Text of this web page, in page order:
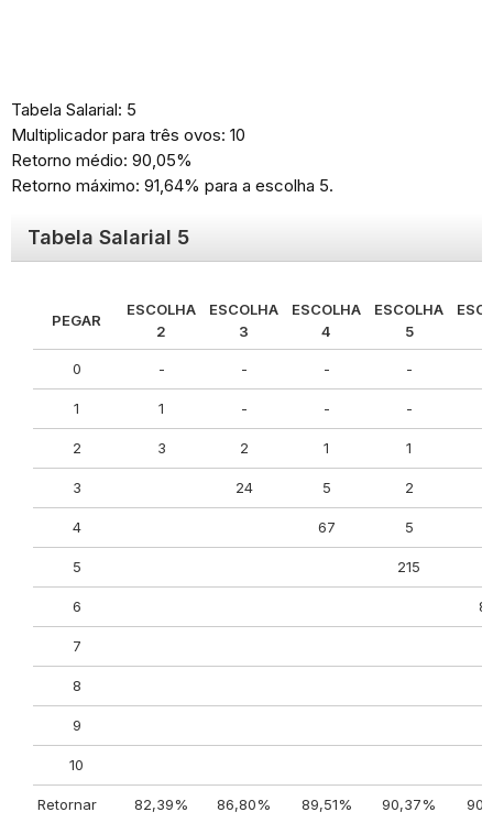
Tabela Salarial: 5
Multiplicador para três ovos: 10
Retorno médio: 90,05%
Retorno máximo: 91,64% para a escolha 5.
Tabela Salarial 5
PEGAR
ESCOLHA
2
ESCOLHA
3
ESCOLHA
4
ESCOLHA
5
0 - - - -
1 1 - - -
2 3 2 1 1
3 24 5 2
4 67 5
5 215
6
7
8
9
10
Retornar 82,39% 86,80% 89,51% 90,37%